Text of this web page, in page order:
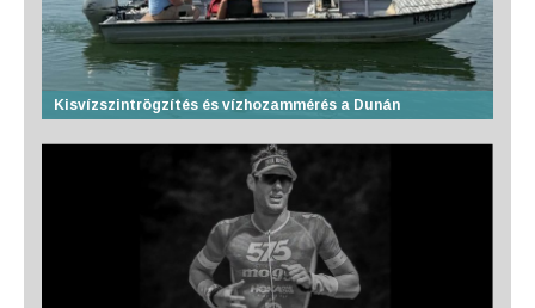
Kisvízszintrögzítés és vízhozammérés a Dunán